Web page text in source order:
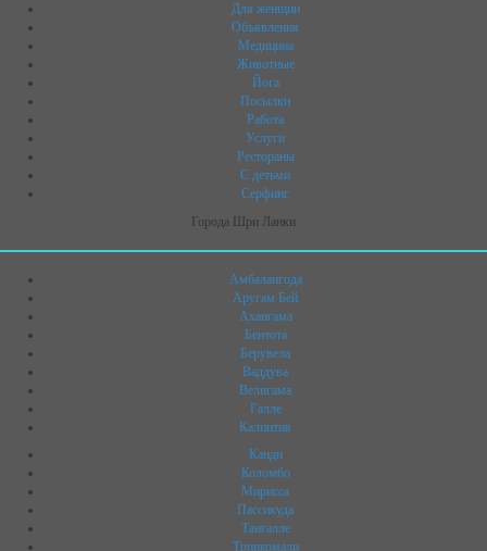
Для женщин
Объявления
Медицина
Животные
Йога
Посылки
Работа
Услуги
Рестораны
C детьми
Серфинг
Города Шри Ланки
Амбалангода
Аругам Бей
Ахангама
Бентота
Берувела
Ваддува
Велигама
Галле
Калпития
Канди
Коломбо
Мирисса
Пассикуда
Тангалле
Тринкомали